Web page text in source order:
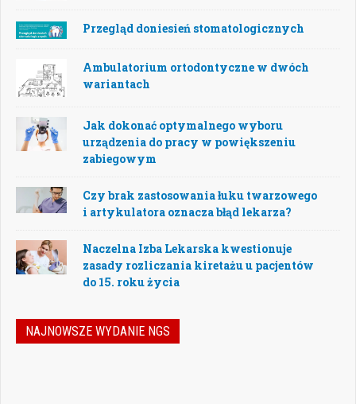
Przegląd doniesień stomatologicznych
Ambulatorium ortodontyczne w dwóch
wariantach
Jak dokonać optymalnego wyboru
urządzenia do pracy w powiększeniu
zabiegowym
Czy brak zastosowania łuku twarzowego
i artykulatora oznacza błąd lekarza?
Naczelna Izba Lekarska kwestionuje
zasady rozliczania kiretażu u pacjentów
do 15. roku życia
NAJNOWSZE WYDANIE NGS